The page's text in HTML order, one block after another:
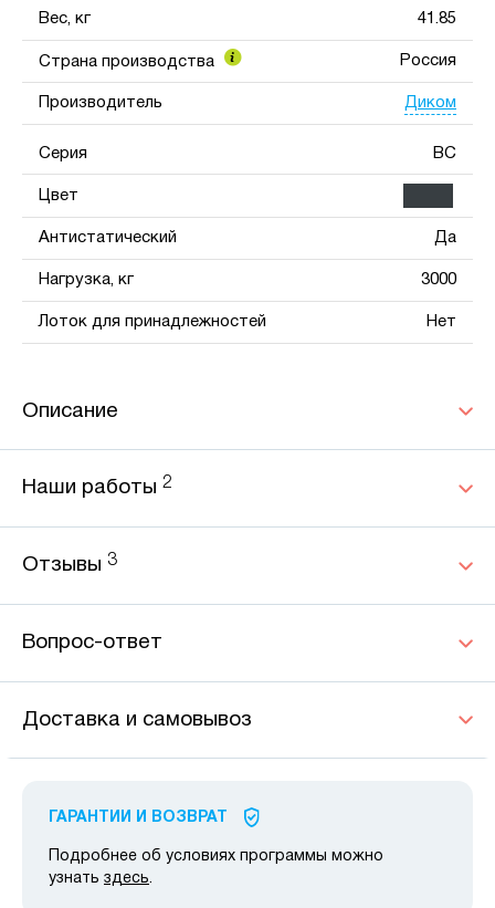
Вес, кг 41.85
Страна производства Россия
Производитель Диком
Серия ВС
Цвет
Антистатический Да
Нагрузка, кг 3000
Лоток для принадлежностей Нет
Описание
Наши работы 2
Отзывы 3
Вопрос-ответ
Доставка и самовывоз
ГАРАНТИИ И ВОЗВРАТ
Подробнее об условиях программы можно
узнать здесь.